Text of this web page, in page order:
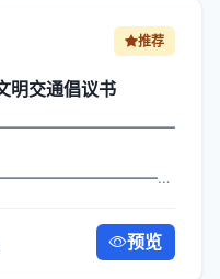
推荐
明交通倡议书
于...
预览